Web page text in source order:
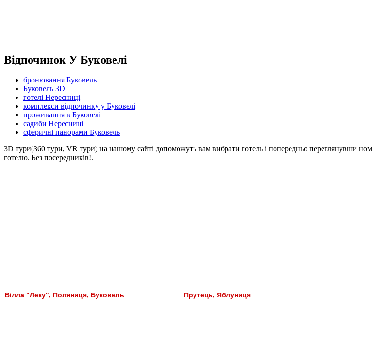
Відпочинок У Буковелі
бронювання Буковель
Буковель 3D
готелі Нересниці
комплекси відпочинку у Буковелі
проживання в Буковелі
садиби Нересниці
сферичні панорами Буковель
3D тури(360 тури, VR тури) на нашому сайті допоможуть вам вибрати готель і попередньо переглянувши
готелю. Без посередників!.
Вілла "Леку", Поляниця, Буковель Прутець, Яблуниця